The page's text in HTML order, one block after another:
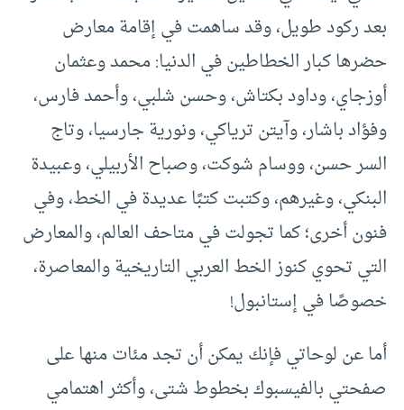
بعد ركود طويل، وقد ساهمت في إقامة معارض
حضرها كبار الخطاطين في الدنيا: محمد وعثمان
أوزجاي، وداود بكتاش، وحسن شلبي، وأحمد فارس،
وفؤاد باشار، وآيتن ترياكي، ونورية جارسيا، وتاج
السر حسن، ووسام شوكت، وصباح الأربيلي، وعبيدة
البنكي، وغيرهم، وكتبت كتبًا عديدة في الخط، وفي
فنون أخرى؛ كما تجولت في متاحف العالم، والمعارض
التي تحوي كنوز الخط العربي التاريخية والمعاصرة،
خصوصًا في إستانبول!
أما عن لوحاتي فإنك يمكن أن تجد مئات منها على
صفحتي بالفيسبوك بخطوط شتى، وأكثر اهتمامي